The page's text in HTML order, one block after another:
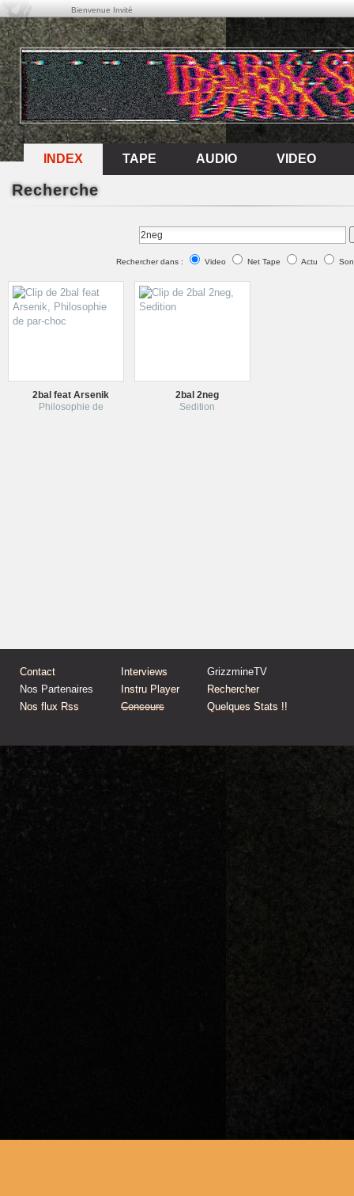
Bienvenue Invité
VIDEO
AUDIO
TAPE
INDEX
INDEX
Recherche
Rechercher dans : Video Net Tape Actu
2bal feat Arsenik
Philosophie de
2bal 2neg
Sedition
Contact
Nos Partenaires
Nos flux Rss
Interviews
Instru Player
Concours
GrizzmineTV
Rechercher
Quelques Stats !!